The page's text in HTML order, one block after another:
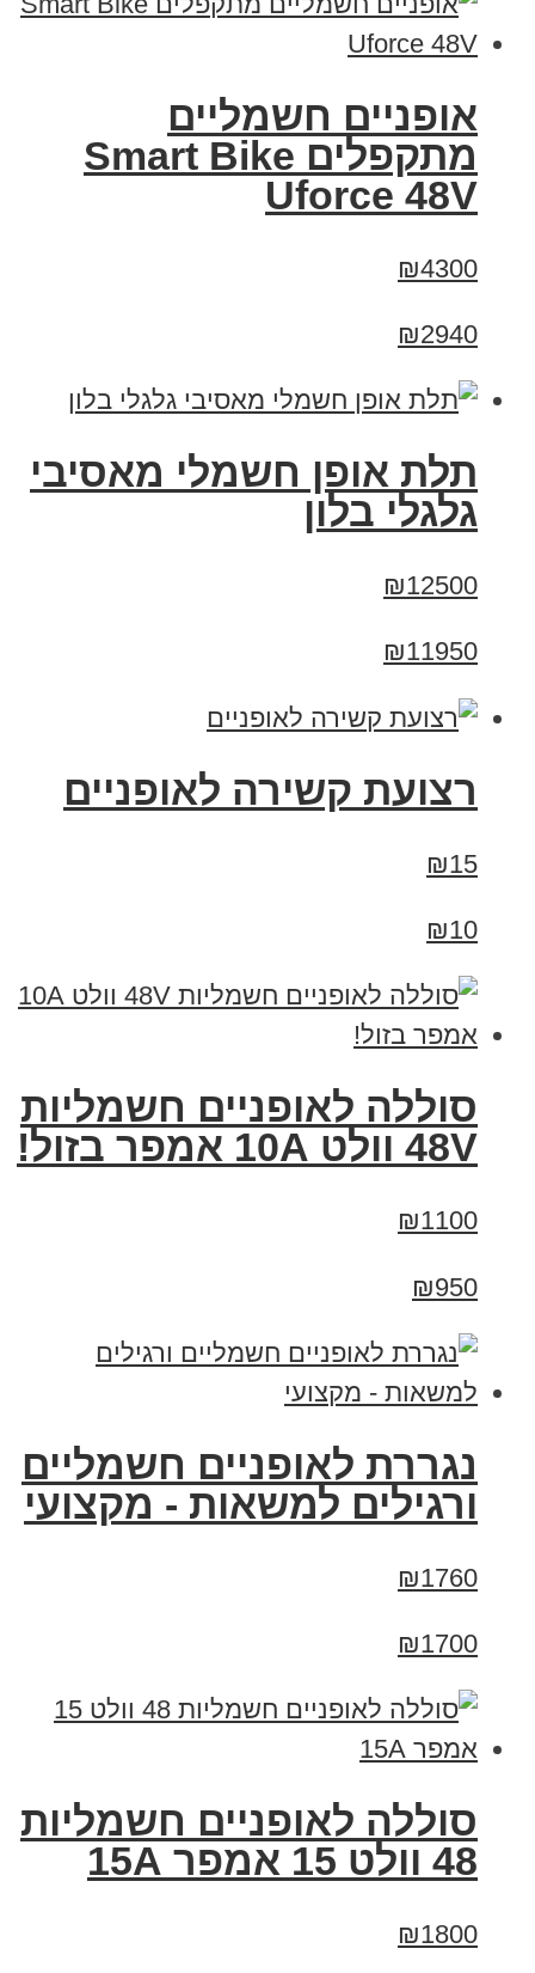
אופניים חשמליים
מתקפלים Smart Bike
Uforce 48V
₪4300
₪2940
תלת אופן חשמלי מאסיבי
גלגלי בלון
₪12500
₪11950
רצועת קשירה לאופניים
₪15
₪10
סוללה לאופניים חשמליות
48V וולט 10A אמפר בזול!
₪1100
₪950
נגררת לאופניים חשמליים
ורגילים למשאות - מקצועי
₪1760
₪1700
סוללה לאופניים חשמליות
48 וולט 15 אמפר 15A
₪1800